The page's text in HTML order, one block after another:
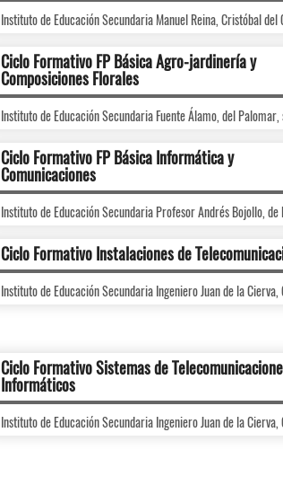
Instituto de Educación Secundaria Manuel Reina, Cristóbal
Ciclo Formativo FP Básica Agro-jardinería y
Composiciones Florales
Instituto de Educación Secundaria Fuente Álamo, del
Ciclo Formativo FP Básica Informática y
Comunicaciones
Instituto de Educación Secundaria Profesor Andrés Bojollo,
Ciclo Formativo Instalaciones de
Instituto de Educación Secundaria Ingeniero Juan de la
Ciclo Formativo Sistemas de
Informáticos
Instituto de Educación Secundaria Ingeniero Juan de la